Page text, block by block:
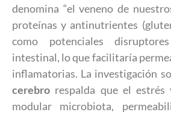
denomina “el veneno de
proteínas y antinutrientes
como potenciales
intestinal, lo que facilitaría
inflamatorias. La investigación
cerebro respalda que el
modular microbiota,